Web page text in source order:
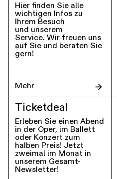
Hier finden Sie alle
wichtigen Infos zu
Ihrem Besuch
und unserem
Service. Wir freuen uns
auf Sie und beraten Sie
gern!
Mehr
Ticketdeal
Erleben Sie einen Abend
in der Oper, im Ballett
oder Konzert zum
halben Preis! Jetzt
zweimal im Monat in
unserem Gesamt-
Newsletter!